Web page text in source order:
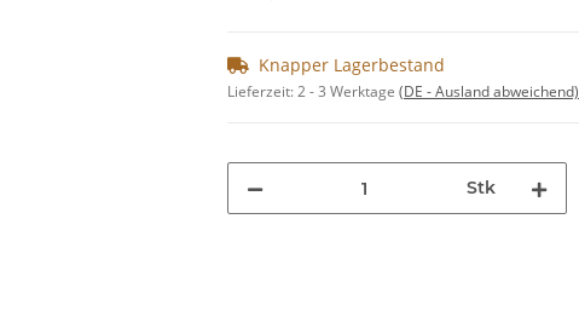
Knapper Lagerbestand
Lieferzeit:2 - 3 Werktage (DE - Ausland abweichend)
Stk